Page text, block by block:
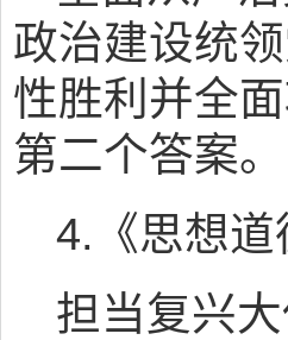
政治建设统
性胜利并全
第二个答案。
4.《思想道
担当复兴